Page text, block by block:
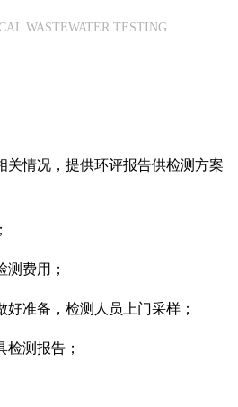
WASTEWATER TESTING
关情况，提供环评报告供检测方案
测费用；
准备，检测人员上门采样；
检测报告；